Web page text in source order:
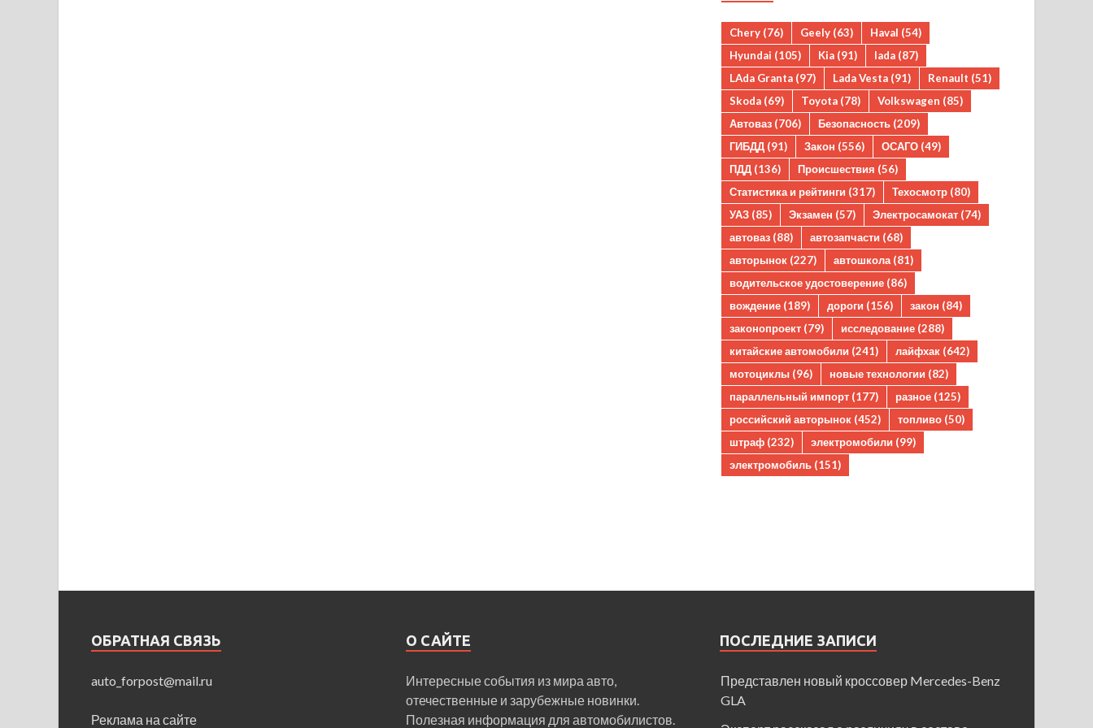
Chery (76) Geely (63) Haval (54)
Hyundai (105) Kia (91) lada (87)
LAda Granta (97) Lada Vesta (91) Renault (51)
Skoda (69) Toyota (78) Volkswagen (85)
Автоваз (706) Безопасность (209)
ГИБДД (91) Закон (556) ОСАГО (49)
ПДД (136) Происшествия (56)
Статистика и рейтинги (317) Техосмотр (80)
УАЗ (85) Экзамен (57) Электросамокат (74)
автоваз (88) автозапчасти (68)
авторынок (227) автошкола (81)
водительское удостоверение (86)
вождение (189) дороги (156) закон (84)
законопроект (79) исследование (288)
китайские автомобили (241) лайфхак (642)
мотоциклы (96) новые технологии (82)
параллельный импорт (177) разное (125)
российский авторынок (452) топливо (50)
штраф (232) электромобили (99)
электромобиль (151)
ОБРАТНАЯ СВЯЗЬ
auto_forpost@mail.ru
Реклама на сайте
О САЙТЕ
Интересные события из мира авто,
отечественные и зарубежные новинки.
Полезная информация для автомобилистов.
ПОСЛЕДНИЕ ЗАПИСИ
Представлен новый кроссовер Mercedes-Benz
GLA